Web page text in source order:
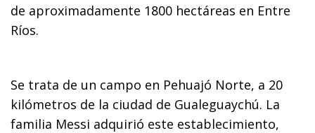
de aproximadamente 1800 hectáreas en Entre
Ríos.
Se trata de un campo en Pehuajó Norte, a 20
kilómetros de la ciudad de Gualeguaychú. La
familia Messi adquirió este establecimiento,